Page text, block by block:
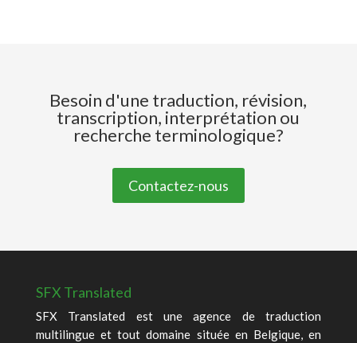
Besoin d'une traduction, révision,
transcription, interprétation ou
recherche terminologique?
Contactez-nous
SFX Translated
SFX Translated est une agence de traduction
multilingue et tout domaine située en Belgique, en